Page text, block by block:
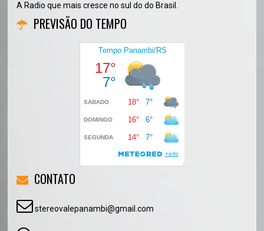
A Radio que mais cresce no sul do do Brasil.
PREVISÃO DO TEMPO
CONTATO
stereovalepanambi@gmail.com